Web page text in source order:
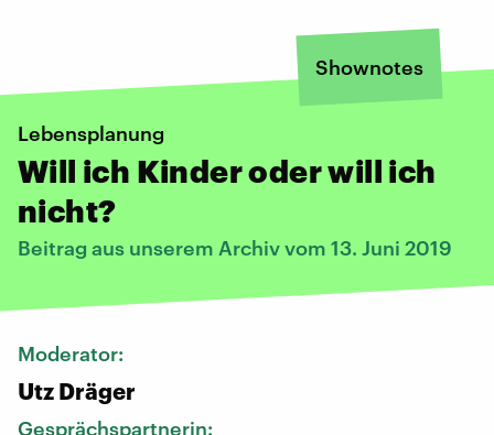
Shownotes
Lebensplanung
Will ich Kinder oder will ich
nicht?
Beitrag aus unserem Archiv vom 13. Juni 2019
Moderator:
Utz Dräger
Gesprächspartnerin: